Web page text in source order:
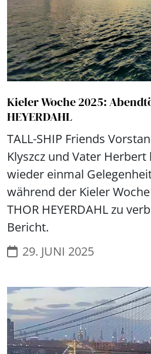
Kieler Woche 2025:
HEYERDAHL
TALL-SHIP Friends
Klyszcz und Vater
wieder einmal
während der Kieler
THOR HEYERDAHL zu
Bericht.
29. JUNI 2025